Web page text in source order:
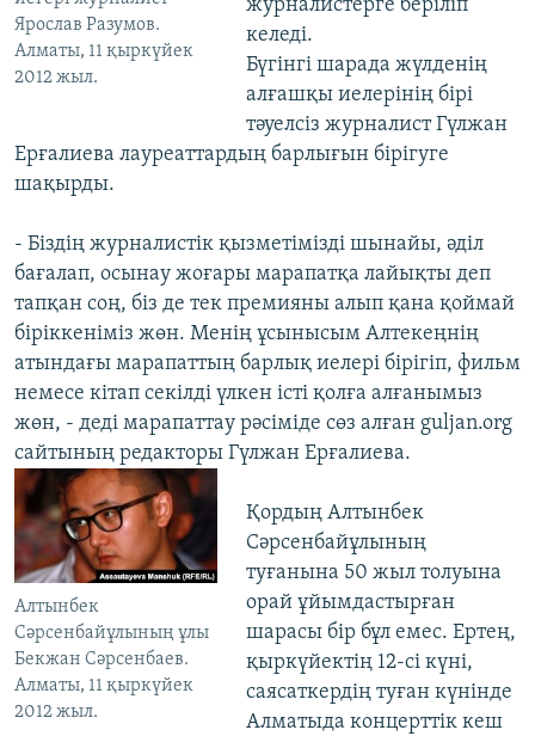
Ярослав Разумов.
Алматы, 11 қыркүйек
2012 жыл.
журналистерге беріліп
келеді.
Бүгінгі шарада жүлденің
алғашқы иелерінің бірі
тәуелсіз журналист Гүлжан
Ерғалиева лауреаттардың барлығын бірігуге
шақырды.
- Біздің журналистік қызметімізді шынайы, әділ
бағалап, осынау жоғары марапатқа лайықты деп
тапқан соң, біз де тек премияны алып қана қоймай
біріккеніміз жөн. Менің ұсынысым Алтекеңнің
атындағы марапаттың барлық иелері бірігіп, фильм
немесе кітап секілді үлкен істі қолға алғанымыз
жөн, - деді марапаттау рәсіміде сөз алған guljan.org
сайтының редакторы Гүлжан Ерғалиева.
Алтынбек
Сәрсенбайұлының ұлы
Бекжан Сәрсенбаев.
Алматы, 11 қыркүйек
2012 жыл.
Қордың Алтынбек
Cәрсенбайұлының
туғанына 50 жыл толуына
орай ұйымдастырған
шарасы бір бұл емес. Ертең,
қыркүйектің 12-сі күні,
саясаткердің туған күнінде
Алматыда концерттік кеш